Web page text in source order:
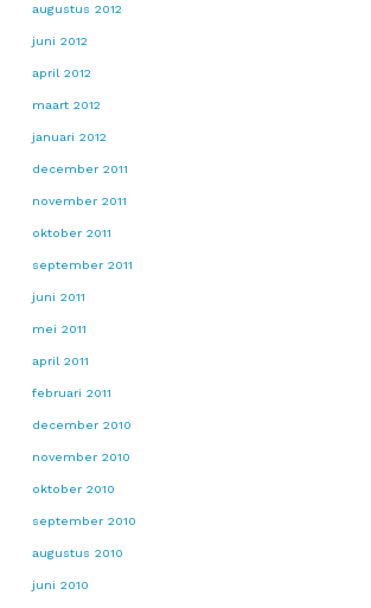
augustus 2012
juni 2012
april 2012
maart 2012
januari 2012
december 2011
november 2011
oktober 2011
september 2011
juni 2011
mei 2011
april 2011
februari 2011
december 2010
november 2010
oktober 2010
september 2010
augustus 2010
juni 2010